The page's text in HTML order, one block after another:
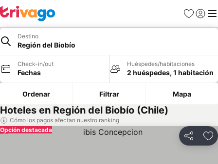
Favoritos
Iniciar
Destino
Región del Biobío
Check-in/out
Fechas
Huéspedes/habitaciones
2 huéspedes, 1 habitación
Ordenar Filtrar Mapa
Hoteles en Región del Biobío (Chile)
Cómo los pagos afectan nuestro ranking
Compartir
Opción destacada